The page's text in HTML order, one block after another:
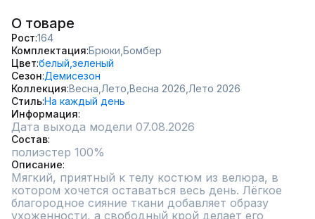
О товаре
Рост 164
Комплектация Брюки, Бомбер
Цвет белый, зеленый
Сезон Демисезон
Коллекция Весна, Лето, Весна 2026, Лето 2026
СтильНа каждый день
Информация
Дата выхода модели 07.08.2026
Состав
Описание
Мягкий, приятный к телу костюм из велюра, в
котором хочется оставаться весь день. Лёгкое
благородное сияние ткани добавляет образу
ухоженности, а свободный крой делает его